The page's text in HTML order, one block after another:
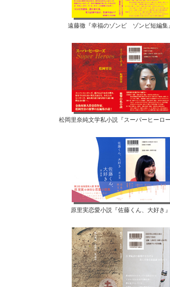
遠藤徹『幸福のゾンビ ゾンビ短編集』
松岡里奈純文学私小説『スーパーヒーロー
原里実恋愛小説『佐藤くん、大好き』